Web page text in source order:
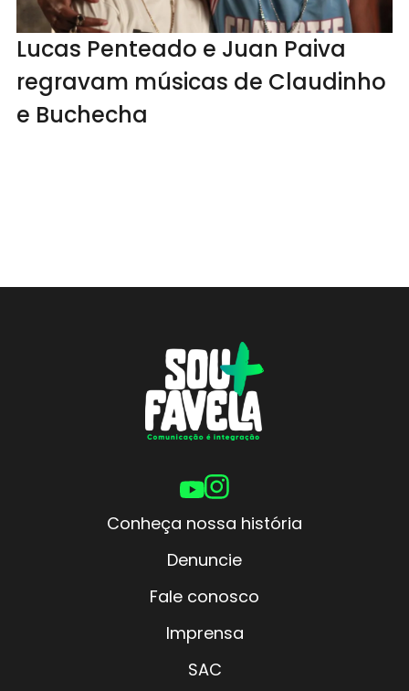
Lucas Penteado e Juan Paiva
regravam músicas de Claudinho
e Buchecha
Conheça nossa história
Denuncie
Fale conosco
Imprensa
SAC